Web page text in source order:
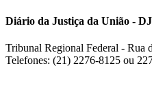
Diário da Justiça da União -
Tribunal Regional Federal - Rua
Telefones: (21) 2276-8125 ou